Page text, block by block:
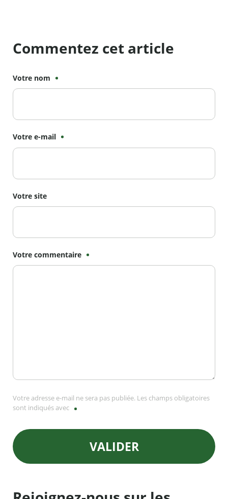
Commentez cet article
Votre nom
Votre e-mail
Votre site
Votre commentaire
Votre adresse e-mail ne sera pas publiée. Les champs obligatoires
sont indiqués avec
VALIDER